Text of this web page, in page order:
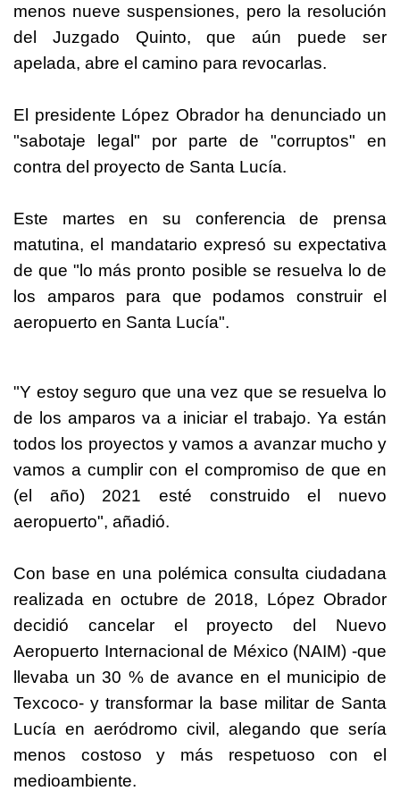
menos nueve suspensiones, pero la resolución
del Juzgado Quinto, que aún puede ser
apelada, abre el camino para revocarlas.
El presidente López Obrador ha denunciado un
"sabotaje legal" por parte de "corruptos" en
contra del proyecto de Santa Lucía.
Este martes en su conferencia de prensa
matutina, el mandatario expresó su expectativa
de que "lo más pronto posible se resuelva lo de
los amparos para que podamos construir el
aeropuerto en Santa Lucía".
"Y estoy seguro que una vez que se resuelva lo
de los amparos va a iniciar el trabajo. Ya están
todos los proyectos y vamos a avanzar mucho y
vamos a cumplir con el compromiso de que en
(el año) 2021 esté construido el nuevo
aeropuerto", añadió.
Con base en una polémica consulta ciudadana
realizada en octubre de 2018, López Obrador
decidió cancelar el proyecto del Nuevo
Aeropuerto Internacional de México (NAIM) -que
llevaba un 30 % de avance en el municipio de
Texcoco- y transformar la base militar de Santa
Lucía en aeródromo civil, alegando que sería
menos costoso y más respetuoso con el
medioambiente.